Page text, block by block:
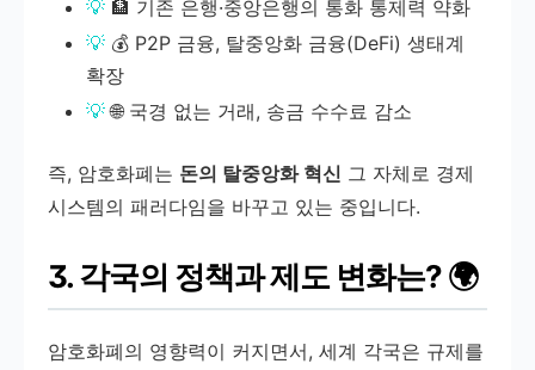
🏦 기존 은행·중앙은행의 통화 통제력 약화
💰 P2P 금융, 탈중앙화 금융(DeFi) 생태계
확장
🌐 국경 없는 거래, 송금 수수료 감소
즉, 암호화폐는 돈의 탈중앙화 혁신 그 자체로 경제
시스템의 패러다임을 바꾸고 있는 중입니다.
3. 각국의 정책과 제도 변화는? 🌍
암호화폐의 영향력이 커지면서, 세계 각국은 규제를